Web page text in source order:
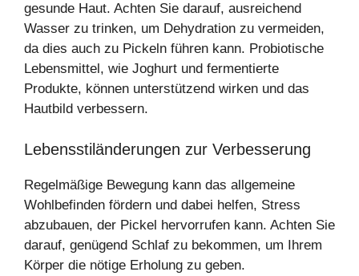
gesunde Haut. Achten Sie darauf, ausreichend
Wasser zu trinken, um Dehydration zu vermeiden,
da dies auch zu Pickeln führen kann. Probiotische
Lebensmittel, wie Joghurt und fermentierte
Produkte, können unterstützend wirken und das
Hautbild verbessern.
Lebensstiländerungen zur Verbesserung
Regelmäßige Bewegung kann das allgemeine
Wohlbefinden fördern und dabei helfen, Stress
abzubauen, der Pickel hervorrufen kann. Achten Sie
darauf, genügend Schlaf zu bekommen, um Ihrem
Körper die nötige Erholung zu geben.